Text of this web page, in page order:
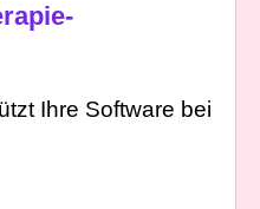
Ihre Software bei